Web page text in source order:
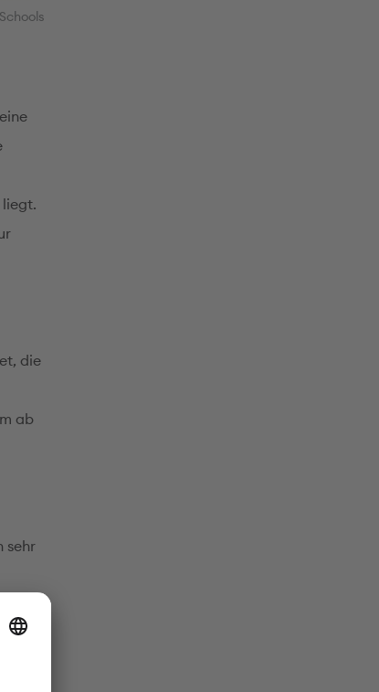
die
ab
sehr